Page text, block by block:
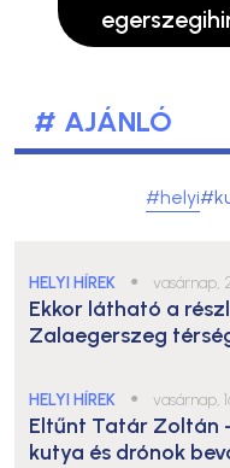
# AJÁNLÓ
#helyi
HELYI HÍREK ● vasárnap,
Ekkor látható a
Zalaegerszeg
HELYI HÍREK ● vasárnap,
Eltűnt Tatár Zoltán
kutya és drónok